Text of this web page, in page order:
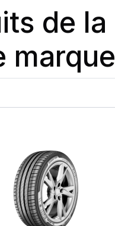
de la
marque